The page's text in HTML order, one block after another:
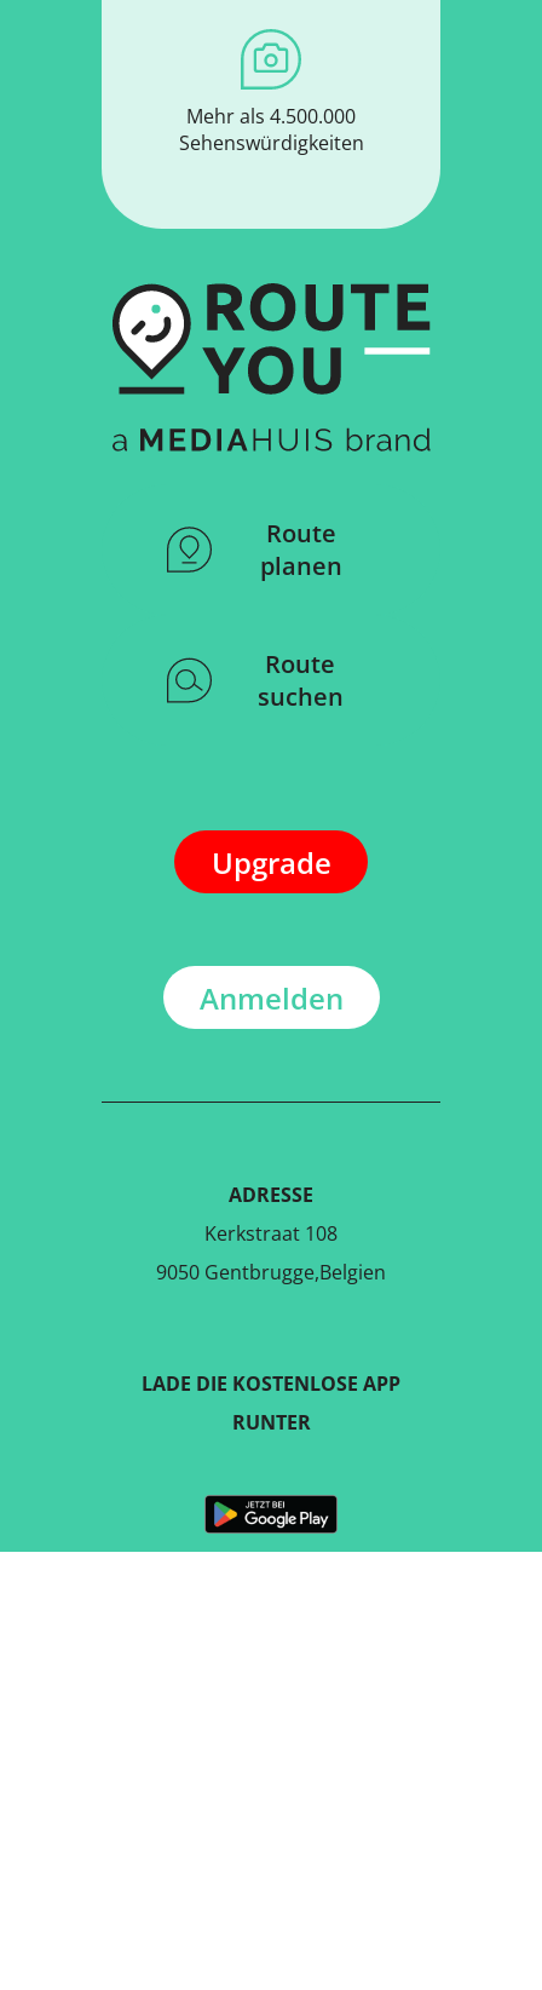
Mehr als 4.500.000
Sehenswürdigkeiten
Route
planen
Route
suchen
Upgrade
Anmelden
ADRESSE
Kerkstraat 108
9050 Gentbrugge,Belgien
LADE DIE KOSTENLOSE APP
RUNTER